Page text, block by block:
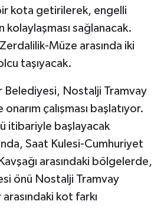
kota getirilerek, engelli
kolaylaşması sağlanacak.
Müze arasında iki
taşıyacak.
Belediyesi, Nostalji Tramvay
çalışması başlatıyor.
itibariyle başlayacak
Saat Kulesi-Cumhuriyet
arasındaki bölgelerde,
önü Nostalji Tramvay
kot farkı